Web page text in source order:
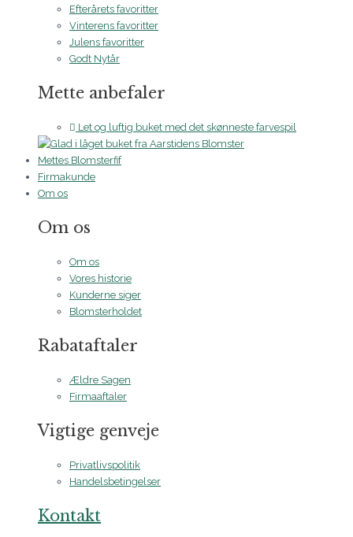
Efterårets favoritter
Vinterens favoritter
Julens favoritter
Godt Nytår
Mette anbefaler
Let og luftig buket med det skønneste farvespil
Mettes Blomsterfif
Firmakunde
Om os
Om os
Om os
Vores historie
Kunderne siger
Blomsterholdet
Rabataftaler
Ældre Sagen
Firmaaftaler
Vigtige genveje
Privatlivspolitik
Handelsbetingelser
Kontakt